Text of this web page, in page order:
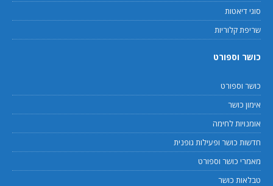
סוגי דיאטות
שריפת קלוריות
כושר וספורט
כושר וספורט
אימון כושר
אומנויות לחימה
חדשות כושר ופעילות גופנית
מאמרי כושר וספורט
טבלאות כושר